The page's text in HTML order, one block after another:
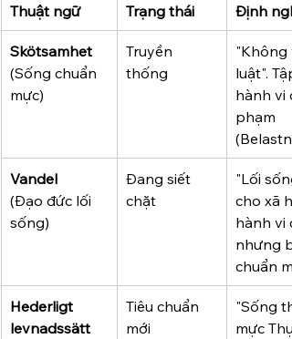
Thuật ngữ Trạng thái Định
Skötsamhet
(Sống chuẩn
mực)
Truyền
thống
"Không
luật".
hành vi
phạm
Vandel
(Đạo đức lối
sống)
Đang siết
chặt
"Lối
cho xã
hành vi
nhưng
chuẩn
Hederligt
levnadssätt
Tiêu chuẩn
mới
"Sống
mực